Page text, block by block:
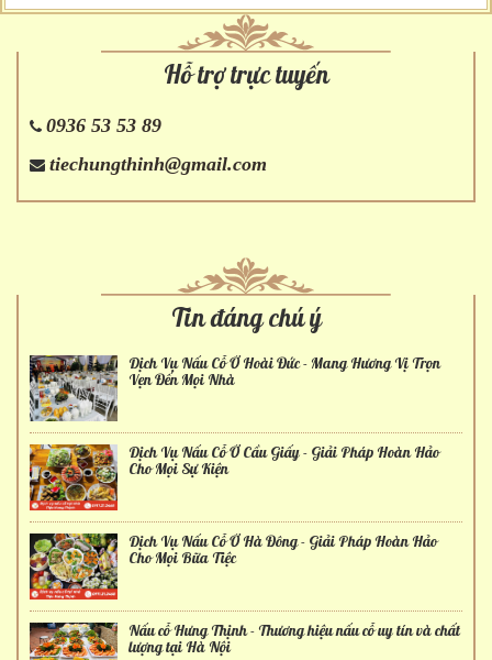
Hỗ trợ trực tuyến
0936 53 53 89
tiechungthinh@gmail.com
Tin đáng chú ý
Dịch Vụ Nấu Cỗ Ở Hoài Đức - Mang Hương Vị Trọn
Vẹn Đến Mọi Nhà
Dịch Vụ Nấu Cỗ Ở Cầu Giấy - Giải Pháp Hoàn Hảo
Cho Mọi Sự Kiện
Dịch Vụ Nấu Cỗ Ở Hà Đông - Giải Pháp Hoàn Hảo
Cho Mọi Bữa Tiệc
Nấu cỗ Hưng Thịnh - Thương hiệu nấu cỗ uy tín và chất
lượng tại Hà Nội